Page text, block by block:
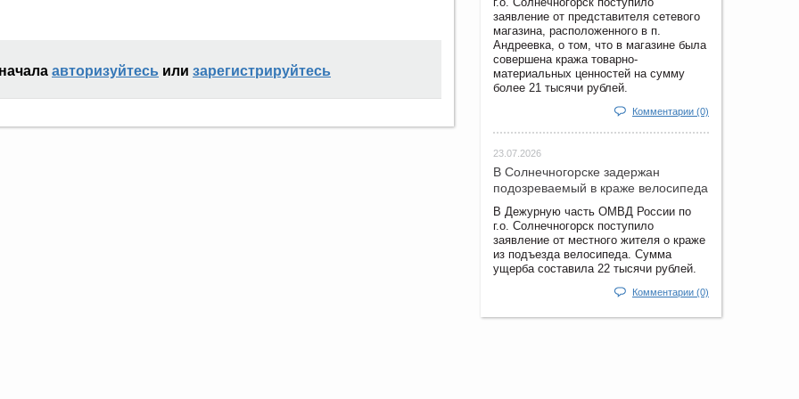
авторизуйтесь или зарегистрируйтесь
заявление от представителя сетевого
магазина, расположенного в п.
Андреевка, о том, что в магазине была
совершена кража товарно-
материальных ценностей на сумму
более 21 тысячи рублей.
Комментарии (0)
23.07.2026
В Солнечногорске задержан
подозреваемый в краже велосипеда
В Дежурную часть ОМВД России по
г.о. Солнечногорск поступило
заявление от местного жителя о краже
из подъезда велосипеда. Сумма
ущерба составила 22 тысячи рублей.
Комментарии (0)